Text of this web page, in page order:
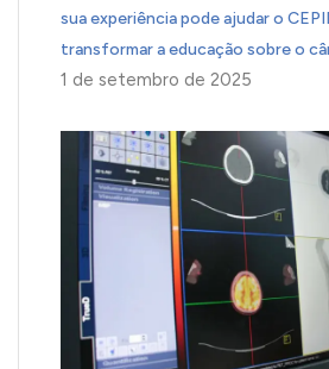
sua experiência pode ajudar o
transformar a educação sobre o
1 de setembro de 2025